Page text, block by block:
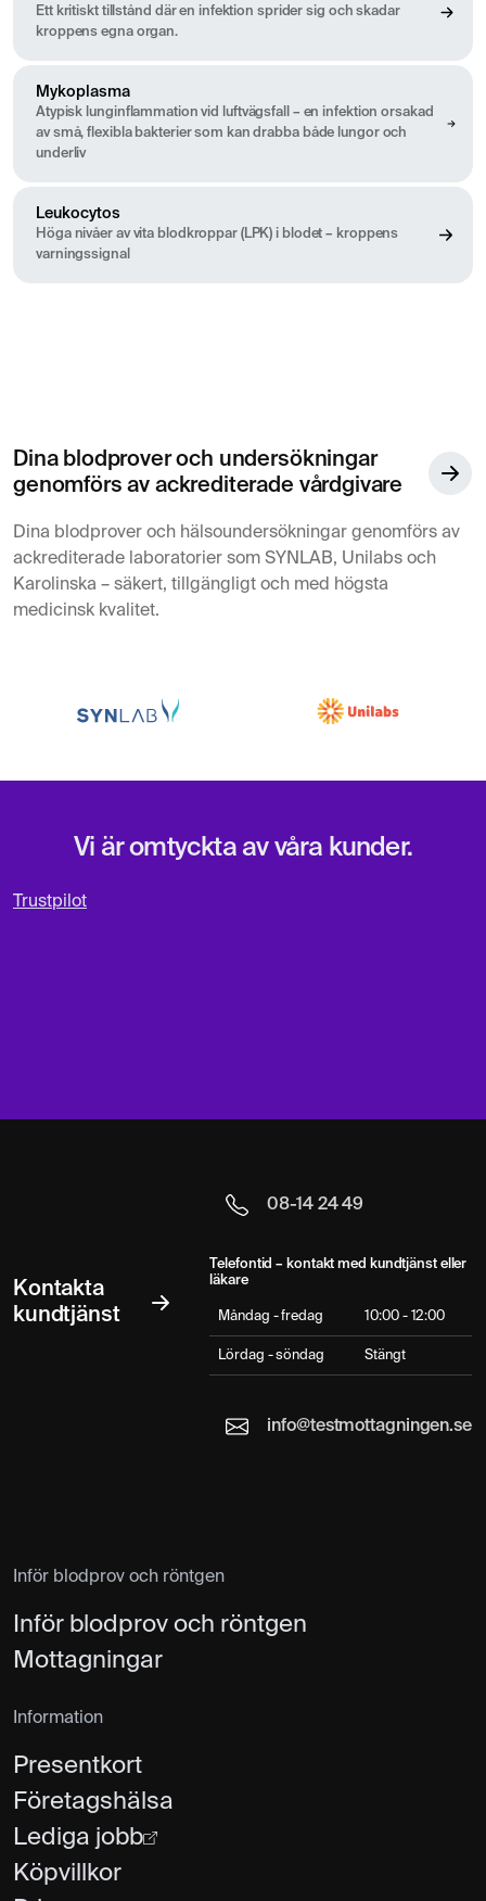
Ett kritiskt tillstånd där en infektion sprider sig och skadar
kroppens egna organ.
Mykoplasma
Atypisk lunginflammation vid luftvägsfall – en infektion orsakad
av små, flexibla bakterier som kan drabba både lungor och
underliv
Leukocytos
Höga nivåer av vita blodkroppar (LPK) i blodet – kroppens
varningssignal
Dina blodprover och undersökningar
genomförs av ackrediterade vårdgivare
Dina blodprover och hälsoundersökningar genomförs av
ackrediterade laboratorier som SYNLAB, Unilabs och
Karolinska – säkert, tillgängligt och med högsta
medicinsk kvalitet.
Vi är omtyckta av våra kunder.
Trustpilot
Kontakta
kundtjänst
08-14 24 49
Telefontid – kontakt med kundtjänst eller
läkare
Måndag - fredag 10:00 - 12:00
Lördag - söndag Stängt
info@testmottagningen.se
Inför blodprov och röntgen
Inför blodprov och röntgen
Mottagningar
Information
Presentkort
Företagshälsa
Lediga jobb
Köpvillkor